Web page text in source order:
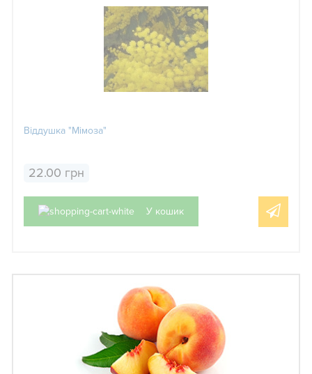
Віддушка "Мімоза"
22.00 грн
У кошик